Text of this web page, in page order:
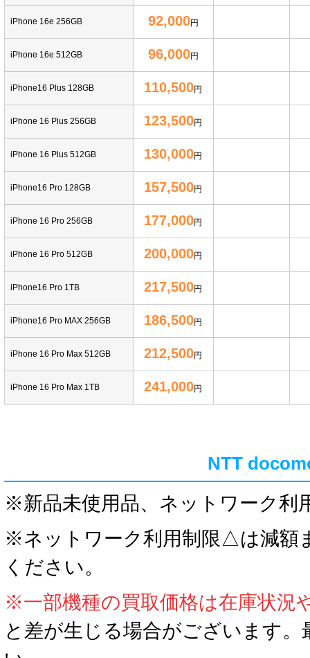
iPhone 16e 256GB 92,000円
iPhone 16e 512GB 96,000円
iPhone16 Plus 128GB 110,500円
iPhone 16 Plus 256GB 123,500円
iPhone 16 Plus 512GB 130,000円
iPhone16 Pro 128GB 157,500円
iPhone 16 Pro 256GB 177,000円
iPhone 16 Pro 512GB 200,000円
iPhone16 Pro 1TB 217,500円
iPhone16 Pro MAX 256GB 186,500円
iPhone 16 Pro Max 512GB 212,500円
iPhone 16 Pro Max 1TB 241,000円
NTT
※新品未使用品、ネットワーク利
※ネットワーク利用制限△は減額
ください。
※一部機種の買取価格は在庫状況
と差が生じる場合がございます